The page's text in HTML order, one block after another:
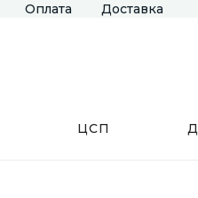
Оплата Доставка
ЦСП